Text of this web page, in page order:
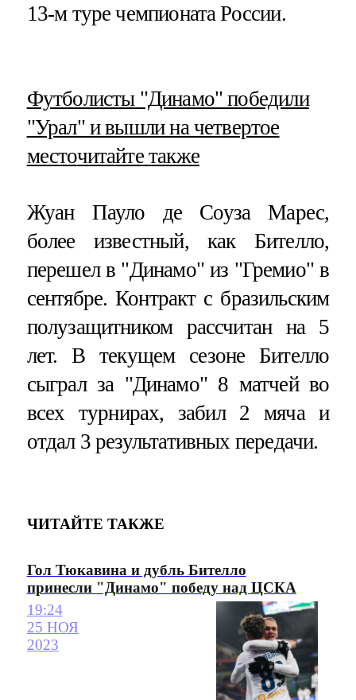
13-м туре чемпионата России.
​Футболисты "Динамо" победили
"Урал" и вышли на четвертое
месточитайте также
Жуан Пауло де Соуза Марес,
более известный, как Бителло,
перешел в "Динамо" из "Гремио" в
сентябре. Контракт с бразильским
полузащитником рассчитан на 5
лет. В текущем сезоне Бителло
сыграл за "Динамо" 8 матчей во
всех турнирах, забил 2 мяча и
отдал 3 результативных передачи.
ЧИТАЙТЕ ТАКЖЕ
Гол Тюкавина и дубль Бителло
принесли "Динамо" победу над ЦСКА
19:24
25 НОЯ
2023